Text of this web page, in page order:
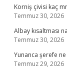
Korniş çivisi kaç
Temmuz 30, 2026
Albay kısaltması
Temmuz 30, 2026
Yunanca şerefe
Temmuz 29, 2026